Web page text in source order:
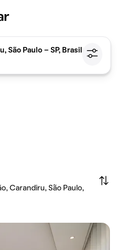
São Paulo - SP, Brasil
Carandiru, São Paulo,